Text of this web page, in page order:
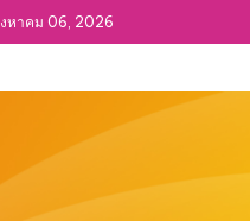
หาคม 06, 2026